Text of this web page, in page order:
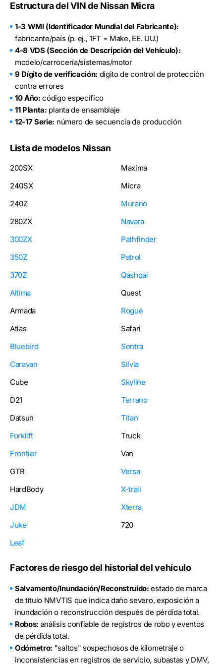
Estructura del VIN de Nissan Micra
1-3 WMI (Identificador Mundial del Fabricante):
fabricante/país (p. ej., 1FT = Make, EE. UU.)
4-8 VDS (Sección de Descripción del Vehículo):
modelo/carrocería/sistemas/motor
9 Dígito de verificación: dígito de control de protección
contra errores
10 Año: código específico
11 Planta: planta de ensamblaje
12-17 Serie: número de secuencia de producción
Lista de modelos Nissan
200SX
240SX
240Z
280ZX
300ZX
350Z
370Z
Altima
Armada
Atlas
Bluebird
Caravan
Cube
D21
Datsun
Forklift
Frontier
GTR
HardBody
JDM
Juke
Leaf
Maxima
Micra
Murano
Navara
Pathfinder
Patrol
Qashqai
Quest
Rogue
Safari
Sentra
Silvia
Skyline
Terrano
Titan
Truck
Van
Versa
X-trail
Xterra
720
Factores de riesgo del historial del vehículo
Salvamento/Inundación/Reconstruido: estado de marca
de título NMVTIS que indica daño severo, exposición a
inundación o reconstrucción después de pérdida total.
Robos: análisis confiable de registros de robo y eventos
de pérdida total.
Odómetro: "saltos" sospechosos de kilometraje o
inconsistencias en registros de servicio, subastas y DMV,